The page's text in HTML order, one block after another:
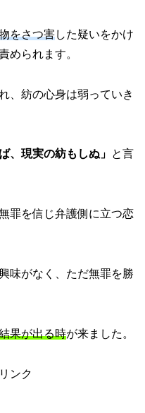
をさつ害した疑いをかけ
められます。
、紡の心身は弱っていき
、現実の紡もしぬ」 と言
罪を信じ弁護側に立つ恋
味がなく、ただ無罪を勝
果が出る時が来ました。
ンク